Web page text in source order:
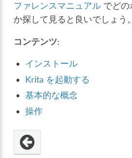
ファレンスマニュアル でどの
か探して見ると良いでしょう。
コンテンツ:
インストール
Krita を起動する
基本的な概念
操作